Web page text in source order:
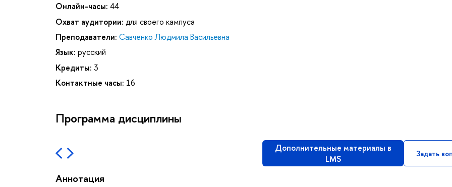
Онлайн-часы: 44
Охват аудитории: для своего кампуса
Преподаватели: Савченко Людмила Васильевна
Язык: русский
Кредиты: 3
Контактные часы: 16
Программа дисциплины
Дополнительные материалы в
LMS
Задать
Аннотация